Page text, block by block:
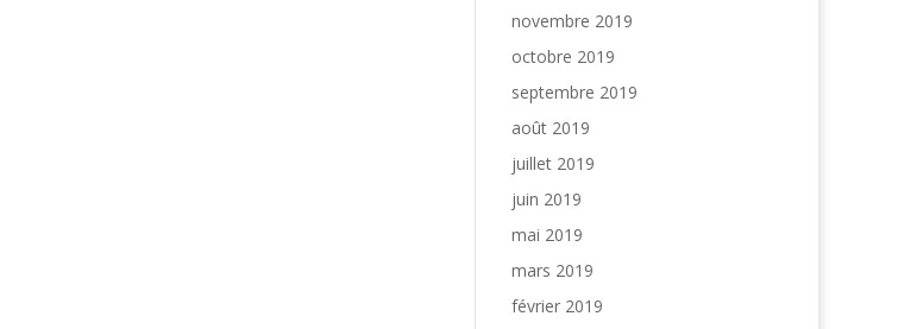
novembre 2019
octobre 2019
septembre 2019
août 2019
juillet 2019
juin 2019
mai 2019
mars 2019
février 2019